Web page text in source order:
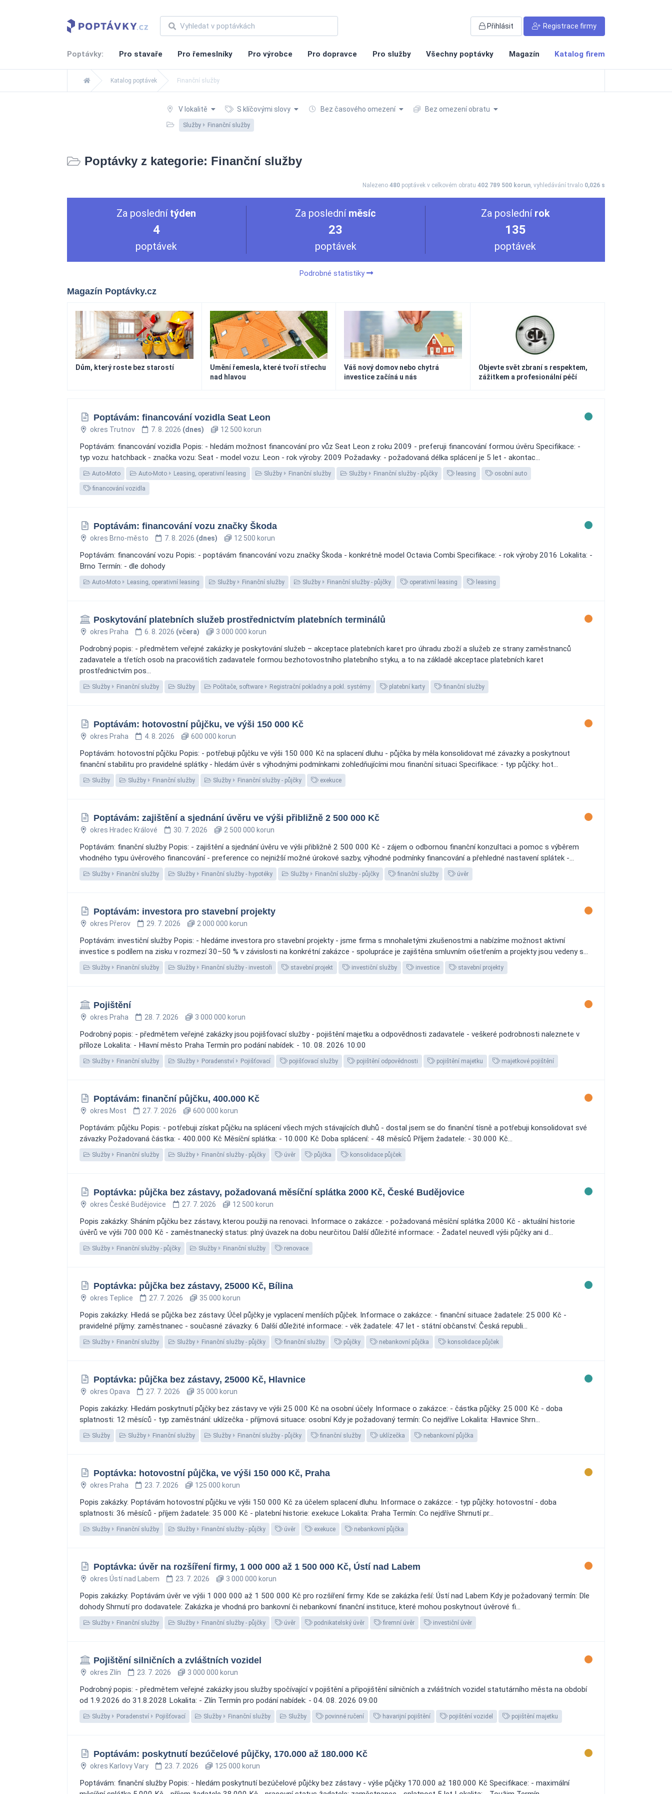
Přihlásit Registrace firmy
Poptávky: Pro stavaře Pro řemeslníky Pro výrobce Pro dopravce Pro služby Všechny poptávky Magazín Katalog firem
Katalog poptávek Finanční služby
V lokalitě S klíčovými slovy Bez časového omezení Bez omezení obratu
Služby Finanční služby
Poptávky z kategorie: Finanční služby
Nalezeno 480 poptávek v celkovém obratu 402 789 500 korun, vyhledávání trvalo 0,026 s
Za poslední týden
4
poptávek
Za poslední měsíc
23
poptávek
Za poslední rok
135
poptávek
Podrobné statistiky
Magazín Poptávky.cz
Dům, který roste bez starostí
Umění řemesla, které tvoří střechu
nad hlavou
Váš nový domov nebo chytrá
investice začíná u nás
Objevte svět zbraní s respektem,
zážitkem a profesionální péčí
Poptávám: financování vozidla Seat Leon
okres Trutnov 7. 8. 2026 (dnes) 12 500 korun
Poptávám: financování vozidla Popis: - hledám možnost financování pro vůz Seat Leon z roku 2009 - preferuji financování formou úvěru Specifikace: -
typ vozu: hatchback - značka vozu: Seat - model vozu: Leon - rok výroby: 2009 Požadavky: - požadovaná délka splácení je 5 let - akontac...
Auto-Moto Auto-Moto Leasing, operativní leasing Služby Finanční služby Služby Finanční služby - půjčky leasing osobní auto
financování vozidla
Poptávám: financování vozu značky Škoda
okres Brno-město 7. 8. 2026 (dnes) 12 500 korun
Poptávám: financování vozu Popis: - poptávám financování vozu značky Škoda - konkrétně model Octavia Combi Specifikace: - rok výroby 2016 Lokalita: -
Brno Termín: - dle dohody
Auto-Moto Leasing, operativní leasing Služby Finanční služby Služby Finanční služby - půjčky operativní leasing leasing
Poskytování platebních služeb prostřednictvím platebních terminálů
okres Praha 6. 8. 2026 (včera) 3 000 000 korun
Podrobný popis: - předmětem veřejné zakázky je poskytování služeb – akceptace platebních karet pro úhradu zboží a služeb ze strany zaměstnanců
zadavatele a třetích osob na pracovištích zadavatele formou bezhotovostního platebního styku, a to na základě akceptace platebních karet
prostřednictvím pos...
Služby Finanční služby Služby Počítače, software Registrační pokladny a pokl. systémy platební karty finanční služby
Poptávám: hotovostní půjčku, ve výši 150 000 Kč
okres Praha 4. 8. 2026 600 000 korun
Poptávám: hotovostní půjčku Popis: - potřebuji půjčku ve výši 150 000 Kč na splacení dluhu - půjčka by měla konsolidovat mé závazky a poskytnout
finanční stabilitu pro pravidelné splátky - hledám úvěr s výhodnými podmínkami zohledňujícími mou finanční situaci Specifikace: - typ půjčky: hot...
Služby Služby Finanční služby Služby Finanční služby - půjčky exekuce
Poptávám: zajištění a sjednání úvěru ve výši přibližně 2 500 000 Kč
okres Hradec Králové 30. 7. 2026 2 500 000 korun
Poptávám: finanční služby Popis: - zajištění a sjednání úvěru ve výši přibližně 2 500 000 Kč - zájem o odbornou finanční konzultaci a pomoc s výběrem
vhodného typu úvěrového financování - preference co nejnižší možné úrokové sazby, výhodné podmínky financování a přehledné nastavení splátek -...
Služby Finanční služby Služby Finanční služby - hypotéky Služby Finanční služby - půjčky finanční služby úvěr
Poptávám: investora pro stavební projekty
okres Přerov 29. 7. 2026 2 000 000 korun
Poptávám: investiční služby Popis: - hledáme investora pro stavební projekty - jsme firma s mnohaletými zkušenostmi a nabízíme možnost aktivní
investice s podílem na zisku v rozmezí 30–50 % v závislosti na konkrétní zakázce - spolupráce je zajištěna smluvním ošetřením a projekty jsou vedeny s...
Služby Finanční služby Služby Finanční služby - investoři stavební projekt investiční služby investice stavební projekty
Pojištění
okres Praha 28. 7. 2026 3 000 000 korun
Podrobný popis: - předmětem veřejné zakázky jsou pojišťovací služby - pojištění majetku a odpovědnosti zadavatele - veškeré podrobnosti naleznete v
příloze Lokalita: - Hlavní město Praha Termín pro podání nabídek: - 10. 08. 2026 10:00
Služby Finanční služby Služby Poradenství Pojišťovací pojišťovací služby pojištění odpovědnosti pojištění majetku majetkové pojištění
Poptávám: finanční půjčku, 400.000 Kč
okres Most 27. 7. 2026 600 000 korun
Poptávám: půjčku Popis: - potřebuji získat půjčku na splácení všech mých stávajících dluhů - dostal jsem se do finanční tísně a potřebuji konsolidovat své
závazky Požadovaná částka: - 400.000 Kč Měsíční splátka: - 10.000 Kč Doba splácení: - 48 měsíců Příjem žadatele: - 30.000 Kč...
Služby Finanční služby Služby Finanční služby - půjčky úvěr půjčka konsolidace půjček
Poptávka: půjčka bez zástavy, požadovaná měsíční splátka 2000 Kč, České Budějovice
okres České Budějovice 27. 7. 2026 12 500 korun
Popis zakázky: Sháním půjčku bez zástavy, kterou použiji na renovaci. Informace o zakázce: - požadovaná měsíční splátka 2000 Kč - aktuální historie
úvěrů ve výši 700 000 Kč - zaměstnanecký status: plný úvazek na dobu neurčitou Další důležité informace: - Žadatel neuvedl výši půjčky ani d...
Služby Finanční služby - půjčky Služby Finanční služby renovace
Poptávka: půjčka bez zástavy, 25000 Kč, Bílina
okres Teplice 27. 7. 2026 35 000 korun
Popis zakázky: Hledá se půjčka bez zástavy. Účel půjčky je vyplacení menších půjček. Informace o zakázce: - finanční situace žadatele: 25 000 Kč -
pravidelné příjmy: zaměstnanec - současné závazky: 6 Další důležité informace: - věk žadatele: 47 let - státní občanství: Česká republi...
Služby Finanční služby Služby Finanční služby - půjčky finanční služby půjčky nebankovní půjčka konsolidace půjček
Poptávka: půjčka bez zástavy, 25000 Kč, Hlavnice
okres Opava 27. 7. 2026 35 000 korun
Popis zakázky: Hledám poskytnutí půjčky bez zástavy ve výši 25 000 Kč na osobní účely. Informace o zakázce: - částka půjčky: 25 000 Kč - doba
splatnosti: 12 měsíců - typ zaměstnání: uklízečka - příjmová situace: osobní Kdy je požadovaný termín: Co nejdříve Lokalita: Hlavnice Shrn...
Služby Služby Finanční služby Služby Finanční služby - půjčky finanční služby uklízečka nebankovní půjčka
Poptávka: hotovostní půjčka, ve výši 150 000 Kč, Praha
okres Praha 23. 7. 2026 125 000 korun
Popis zakázky: Poptávám hotovostní půjčku ve výši 150 000 Kč za účelem splacení dluhu. Informace o zakázce: - typ půjčky: hotovostní - doba
splatnosti: 36 měsíců - příjem žadatele: 35 000 Kč - platební historie: exekuce Lokalita: Praha Termín: Co nejdříve Shrnutí pr...
Služby Finanční služby Služby Finanční služby - půjčky úvěr exekuce nebankovní půjčka
Poptávka: úvěr na rozšíření firmy, 1 000 000 až 1 500 000 Kč, Ústí nad Labem
okres Ústí nad Labem 23. 7. 2026 3 000 000 korun
Popis zakázky: Poptávám úvěr ve výši 1 000 000 až 1 500 000 Kč pro rozšíření firmy. Kde se zakázka řeší: Ústí nad Labem Kdy je požadovaný termín: Dle
dohody Shrnutí pro dodavatele: Zakázka je vhodná pro bankovní či nebankovní finanční instituce, které mohou poskytnout úvěrové fi...
Služby Finanční služby Služby Finanční služby - půjčky úvěr podnikatelský úvěr firemní úvěr investiční úvěr
Pojištění silničních a zvláštních vozidel
okres Zlín 23. 7. 2026 3 000 000 korun
Podrobný popis: - předmětem veřejné zakázky jsou služby spočívající v pojištění a připojištění silničních a zvláštních vozidel statutárního města na období
od 1.9.2026 do 31.8.2028 Lokalita: - Zlín Termín pro podání nabídek: - 04. 08. 2026 09:00
Služby Poradenství Pojišťovací Služby Finanční služby Služby povinné ručení havarijní pojištění pojištění vozidel pojištění majetku
Poptávám: poskytnutí bezúčelové půjčky, 170.000 až 180.000 Kč
okres Karlovy Vary 23. 7. 2026 125 000 korun
Poptávám: finanční služby Popis: - hledám poskytnutí bezúčelové půjčky bez zástavy - výše půjčky 170.000 až 180.000 Kč Specifikace: - maximální